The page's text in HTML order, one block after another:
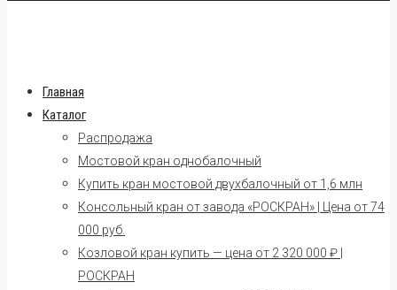
Главная
Каталог
Распродажа
Мостовой кран однобалочный
Купить кран мостовой двухбалочный от 1,6 млн
Консольный кран от завода «РОСКРАН» | Цена от 74
000 руб.
Козловой кран купить — цена от 2 320 000 ₽ |
РОСКРАН